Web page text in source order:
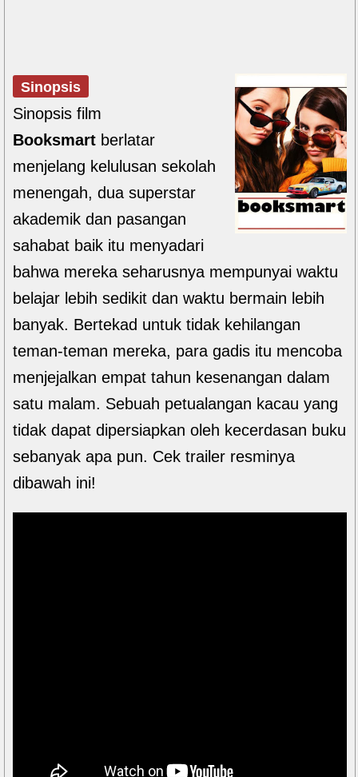
Sinopsis
Sinopsis film
Booksmart berlatar
menjelang kelulusan sekolah
menengah, dua superstar
akademik dan pasangan
sahabat baik itu menyadari
bahwa mereka seharusnya mempunyai waktu
belajar lebih sedikit dan waktu bermain lebih
banyak. Bertekad untuk tidak kehilangan
teman-teman mereka, para gadis itu mencoba
menjejalkan empat tahun kesenangan dalam
satu malam. Sebuah petualangan kacau yang
tidak dapat dipersiapkan oleh kecerdasan buku
sebanyak apa pun. Cek trailer resminya
dibawah ini!